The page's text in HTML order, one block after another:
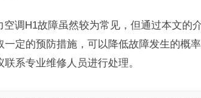
空调H1故障虽然较为常见，但通过本文的
一定的预防措施，可以降低故障发生的概
联系专业维修人员进行处理。